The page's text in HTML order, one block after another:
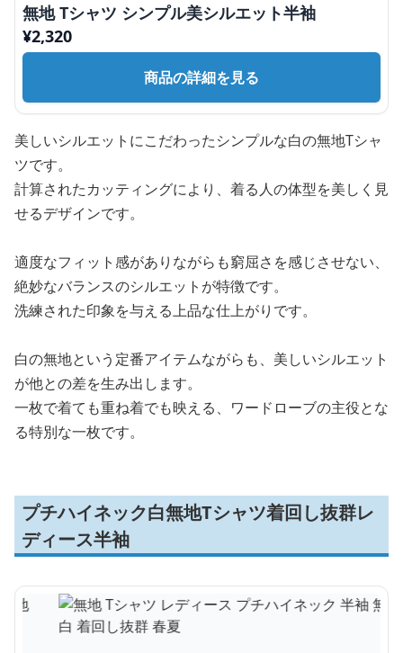
無地 Tシャツ シンプル美シルエット半袖
¥2,320
商品の詳細を見る
美しいシルエットにこだわったシンプルな白の無地Tシャ
ツです。
計算されたカッティングにより、着る人の体型を美しく見
せるデザインです。
適度なフィット感がありながらも窮屈さを感じさせない、
絶妙なバランスのシルエットが特徴です。
洗練された印象を与える上品な仕上がりです。
白の無地という定番アイテムながらも、美しいシルエット
が他との差を生み出します。
一枚で着ても重ね着でも映える、ワードローブの主役とな
る特別な一枚です。
プチハイネック白無地Tシャツ着回し抜群レ
ディース半袖